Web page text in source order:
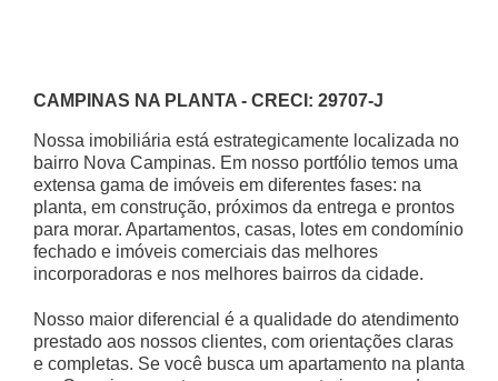
CAMPINAS NA PLANTA - CRECI: 29707-J
Nossa imobiliária está estrategicamente localizada no
bairro Nova Campinas. Em nosso portfólio temos uma
extensa gama de imóveis em diferentes fases: na
planta, em construção, próximos da entrega e prontos
para morar. Apartamentos, casas, lotes em condomínio
fechado e imóveis comerciais das melhores
incorporadoras e nos melhores bairros da cidade.
Nosso maior diferencial é a qualidade do atendimento
prestado aos nossos clientes, com orientações claras
e completas. Se você busca um apartamento na planta